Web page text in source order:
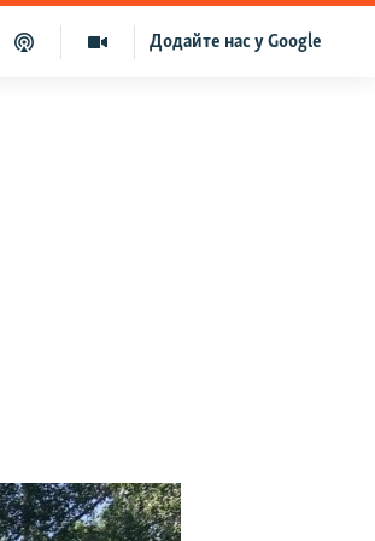
Додайте нас у Google